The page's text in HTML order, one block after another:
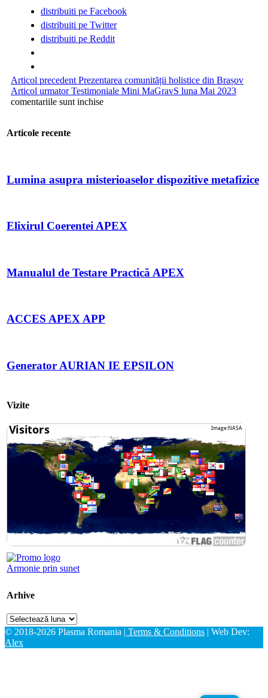
distribuiti pe Facebook
distribuiti pe Twitter
distribuiti pe Reddit
Articol precedent Prezentarea comunității holistice din Brașov
Articol urmatorTestimoniale Mini MaGravS luna Mai 2023
comentariile sunt inchise
Articole recente
Lumina asupra misterioaselor dispozitive metafizice
Elixirul Coerentei APEX
Manualul de Testare Practică APEX
ACCES APEX APP
Generator AURIAN IE EPSILON
Vizite
Armonie prin sunet
Arhive
Arhive
© 2018-2026 Plasma Romania | Terms & Conditions | Web Dev:
Alex